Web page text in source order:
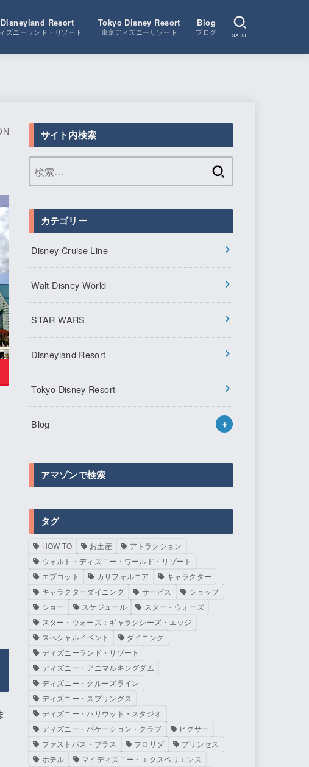
Disneyland Resort
ズニーランド・リゾート
Tokyo Disney Resort
東京ディズニーリゾート
Blog
ブログ SEARCH
サイト内検索
カテゴリー
Disney Cruise Line
Walt Disney World
STAR WARS
Disneyland Resort
Tokyo Disney Resort
Blog
アマゾンで検索
タグ
HOW TO お土産
アトラクション
ウォルト・ディズニー・ワールド・リゾート
エプコット
カリフォルニア
キャラクター
キャラクターダイニング
サービス
ショップ
ショー
スケジュール
スター・ウォーズ
スター・ウォーズ：ギャラクシーズ・エッジ
スペシャルイベント
ダイニング
ディズニーランド・リゾート
ディズニー・アニマルキングダム
ディズニー・クルーズライン
ディズニー・スプリングス
ディズニー・ハリウッド・スタジオ
ディズニー・バケーション・クラブ
ピクサー
ファストパス・プラス
フロリダ
プリンセス
ホテル
マイディズニー・エクスペリエンス